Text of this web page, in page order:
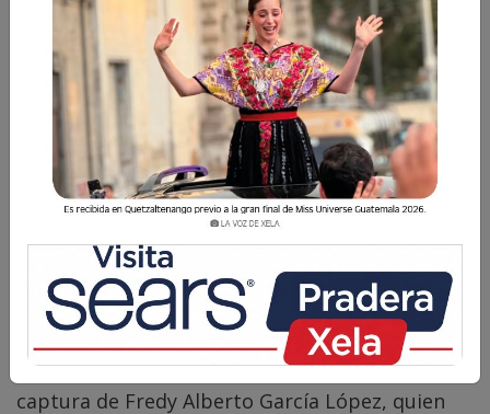
Anoche, en una operación exitosa en la ruta de
la aldea Morazán a San Miguelito, Genova,
Quetzaltenango, las autoridades lograron la
captura de Fredy Alberto García López, quien